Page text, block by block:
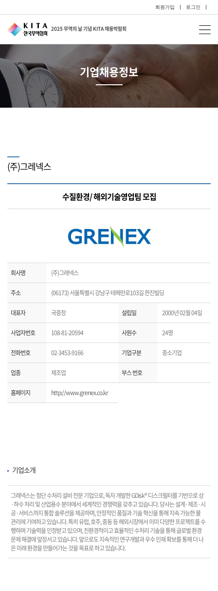
회원가입 로그인
2025 무역의 날 기념 KITA 채용박람회
기업채용정보
(주)그레넥스
수질환경/ 해외기술영업팀 모집
회사명 (주)그레넥스
주소 (06173) 서울특별시 강남구 테헤란로103길 한진빌딩
대표자 국중창 설립일 2000년 02월 04일
사업자번호 108-81-20594 사원수 24명
전화번호 02-3453-9166 기업구분 중소기업
업종 제조업 부스 번호
홈페이지 http://www.grenex.co.kr
기업소개
그레넥스는 첨단 수처리 설비 전문 기업으로, 독자 개발한 GDisk® 디스크필터를 기반으로 상
·하수 처리 및 산업용수 분야에서 세계적인 경쟁력을 갖추고 있습니다. 당사는 설계·제조·시
공·서비스까지 통합 솔루션을 제공하며, 안정적인 품질과 기술 혁신을 통해 지속 가능한 물
관리에 기여하고 있습니다. 특히 유럽, 호주, 중동 등 해외시장에서 이미 다양한 프로젝트를 수
행하며 기술력을 인정받고 있으며, 친환경적이고 효율적인 수처리 기술을 통해 글로벌 환경
문제 해결에 앞장서고 있습니다. 앞으로도 지속적인 연구개발과 우수 인재 확보를 통해 더 나
은 미래 환경을 만들어가는 것을 목표로 하고 있습니다.